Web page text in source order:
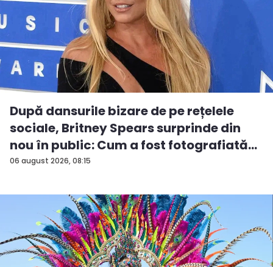
06 august 2026, 08:15
După dansurile bizare de pe rețelele
sociale, Britney Spears surprinde din
nou în public: Cum a fost fotografiată
î...